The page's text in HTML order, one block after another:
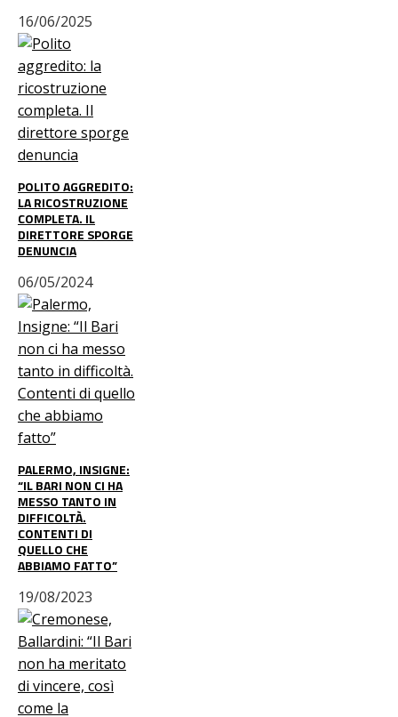
16/06/2025
POLITO AGGREDITO:
LA RICOSTRUZIONE
COMPLETA. IL
DIRETTORE SPORGE
DENUNCIA
06/05/2024
PALERMO, INSIGNE:
“IL BARI NON CI HA
MESSO TANTO IN
DIFFICOLTÀ.
CONTENTI DI
QUELLO CHE
ABBIAMO FATTO”
19/08/2023